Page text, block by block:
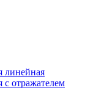
линейная
с отражателем